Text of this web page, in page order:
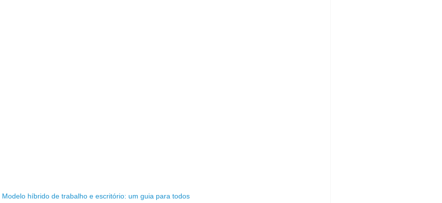
Modelo híbrido de trabalho e escritório: um guia para todos